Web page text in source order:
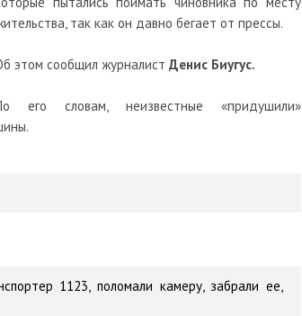
так как он давно бегает от прессы.
этом сообщил журналист Денис Биугус.
его словам, неизвестные «придушили»
1123, поломали камеру, забрали ее,